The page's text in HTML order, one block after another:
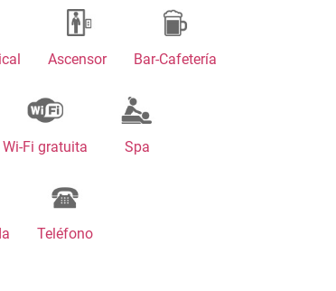
Ascensor Bar-Cafetería
Wi-Fi gratuita Spa
Teléfono